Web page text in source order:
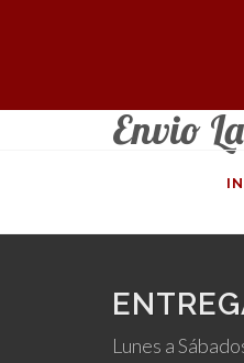
Envio
Lunes a